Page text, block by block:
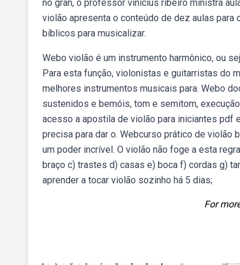
no gran, o professor vinicius ribeiro ministra
violão apresenta o conteúdo de dez aulas
bíblicos para musicalizar.
Webo violão é um instrumento harmônico, ou
Para esta função, violonistas e guitarristas do
melhores instrumentos musicais para. Webo
sustenidos e bemóis, tom e semitom,
acesso a apostila de violão para iniciantes pdf
precisa para dar o. Webcurso prático de
um poder incrível. O violão não foge a esta
braço c) trastes d) casas e) boca f) cordas g)
aprender a tocar violão sozinho há 5 dias;
For